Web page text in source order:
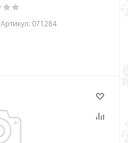
Артикул: 071284